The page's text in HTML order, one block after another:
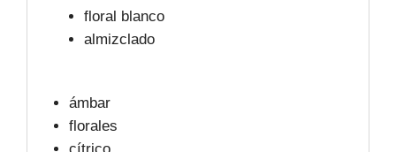
floral blanco
almizclado
ámbar
florales